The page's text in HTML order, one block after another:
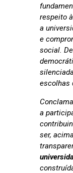
respeito
a
e
social.
escolhas
a
ser,